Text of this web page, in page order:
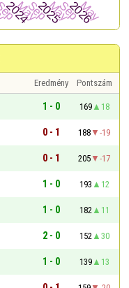
Eredmény
Pontszám
1 - 0 169
18
0 - 1 188
-19
0 - 1 205
-17
1 - 0 193
12
1 - 0 182
11
2 - 0 152
30
1 - 0 139
13